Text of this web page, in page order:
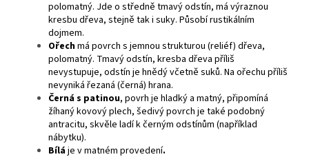
polomatný. Jde o středně tmavý odstín, má výraznou
kresbu dřeva, stejně tak i suky. Působí rustikálním
dojmem.
Ořechmá povrch s jemnou strukturou (reliéf) dřeva,
polomatný. Tmavý odstín, kresba dřeva příliš
nevystupuje, odstín je hnědý včetně suků. Na ořechu příliš
nevyniká řezaná (černá) hrana.
Černá s patinou, povrh je hladký a matný, připomíná
žíhaný kovový plech, šedivý povrch je také podobný
antracitu, skvěle ladí k černým odstínům (například
nábytku).
Bíláje v matném provedení.